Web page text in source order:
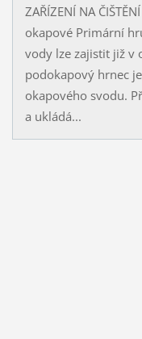
ZAŘÍZENÍ NA
okapové Primární
vody lze zajistit již v
podokapový hrnec
okapového svodu.
a ukládá...